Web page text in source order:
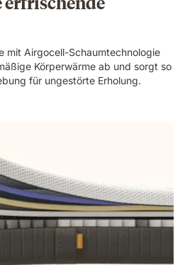
mit Airgocell-Schaumtechnologie
Körperwärme ab und sorgt so
für ungestörte Erholung.